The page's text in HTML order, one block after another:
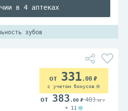
в 4 аптеках
зубов
331.00
с учетом бонусов
383 .00 403.00
+ 11